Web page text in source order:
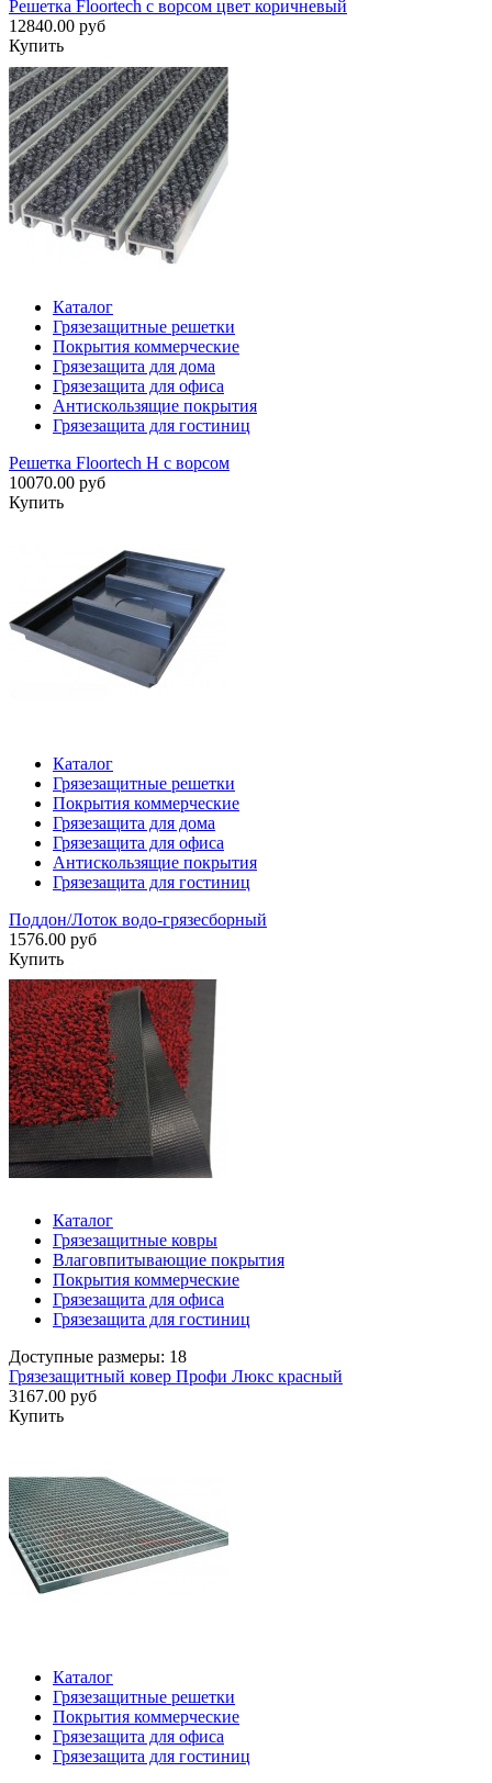
Решетка Floortech с ворсом цвет коричневый
12840.00 руб
Купить
Каталог
Грязезащитные решетки
Покрытия коммерческие
Грязезащита для дома
Грязезащита для офиса
Антискользящие покрытия
Грязезащита для гостиниц
Решетка Floortech H с ворсом
10070.00 руб
Купить
Каталог
Грязезащитные решетки
Покрытия коммерческие
Грязезащита для дома
Грязезащита для офиса
Антискользящие покрытия
Грязезащита для гостиниц
Поддон/Лоток водо-грязесборный
1576.00 руб
Купить
Каталог
Грязезащитные ковры
Влаговпитывающие покрытия
Покрытия коммерческие
Грязезащита для офиса
Грязезащита для гостиниц
Доступные размеры: 18
Грязезащитный ковер Профи Люкс красный
3167.00 руб
Купить
Каталог
Грязезащитные решетки
Покрытия коммерческие
Грязезащита для офиса
Грязезащита для гостиниц